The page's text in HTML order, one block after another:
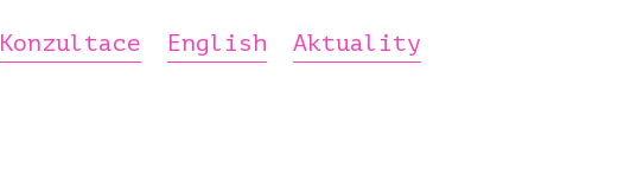
Konzultace English
Aktuality